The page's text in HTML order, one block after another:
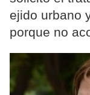
ejido urbano
porque no